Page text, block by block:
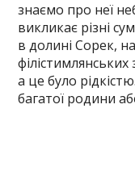
знаємо про неї
викликає різні
в долині Сорек,
а це було
багатої родини